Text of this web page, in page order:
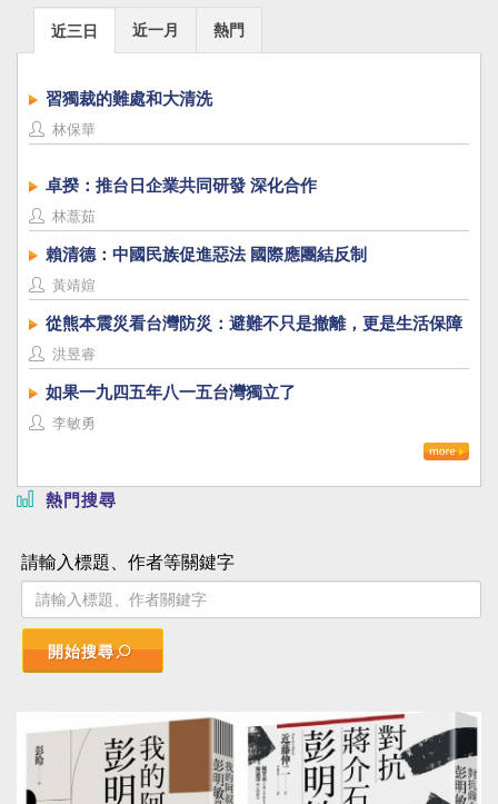
近三日 近一月 熱門
習獨裁的難處和大清洗
林保華
卓揆：推台日企業共同研發 深化合作
林薏茹
賴清德：中國民族促進惡法 國際應團結反制
黃靖媗
從熊本震災看台灣防災：避難不只是撤離，更是生活保障
洪昱睿
如果一九四五年八一五台灣獨立了
李敏勇
熱門搜尋
請輸入標題、作者等關鍵字
開始搜尋